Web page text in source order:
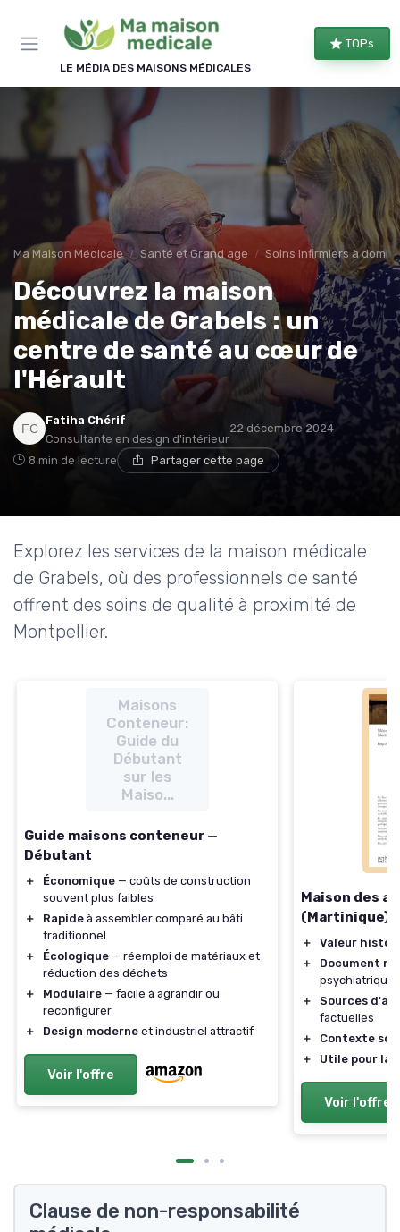
LE MÉDIA DES MAISONS MÉDICALES
TOPs
Ma Maison Médicale Santé et Grand age Soins infirmiers à
Découvrez la maison
médicale de Grabels : un
centre de santé au cœur de
l'Hérault
Fatiha Chérif
Consultante en design d'intérieur
22 décembre 2024
8 min de lecture Partager cette page
Explorez les services de la maison médicale
de Grabels, où des professionnels de santé
offrent des soins de qualité à proximité de
Montpellier.
Maisons
Conteneur:
Guide du
Débutant
sur les
Maiso...
Guide maisons conteneur —
Débutant
＋ Économique — coûts de construction
souvent plus faibles
＋
Rapide à assembler comparé au bâti
traditionnel
＋
Écologique — réemploi de matériaux et
réduction des déchets
＋
Modulaire — facile à agrandir ou
reconfigurer
＋
Design moderne et industriel attractif
Voir l'offre
Maison des
(Martinique)
＋
Valeur
＋
Document
psychiatrique
＋
Sources
factuelles
＋
Contexte
＋
Utile pour la
Voir l'offre
Clause de non-responsabilité
×
REJOIGNEZ LE CLUB
Bien équipé, bien chez soi !
Les membres du club reçoivent nos comparatifs
d'équipements, les évolutions des aides
financières et nos conseils d'aménagement, une à
deux fois par semaine.
Comparatifs Aides & droits
Bons plans Conseils
→ Je rejoins le club
* En rejoignant le club, j'accepte de recevoir les emails
de Ma Maison Médicale et les offres de ses